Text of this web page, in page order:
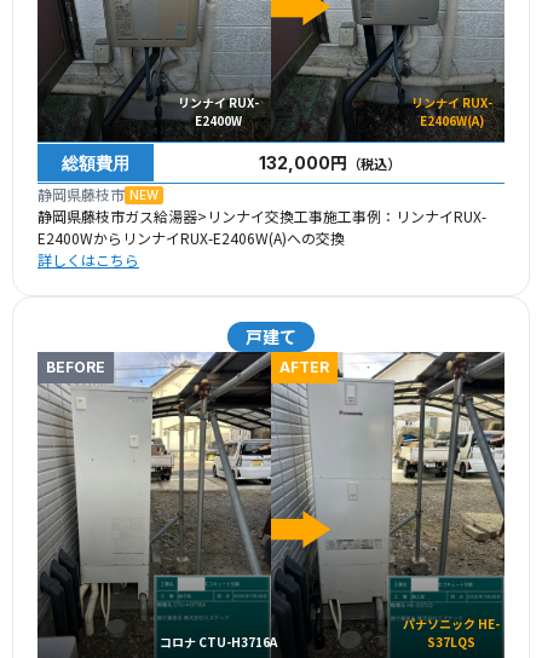
リンナイ RUX-
E2400W
リンナイ RUX-
E2406W(A)
総額費用 132,000円 （税込）
静岡県藤枝市 NEW
静岡県藤枝市ガス給湯器>リンナイ交換工事施工事例：リンナイRUX-
E2400WからリンナイRUX-E2406W(A)への交換
詳しくはこちら
戸建て
BEFORE
コロナ CTU-H3716A
AFTER
パナソニック HE-
S37LQS